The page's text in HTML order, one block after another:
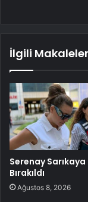
İlgili Makaleler
Serenay
Bırakıldı
Ağustos 8, 2026